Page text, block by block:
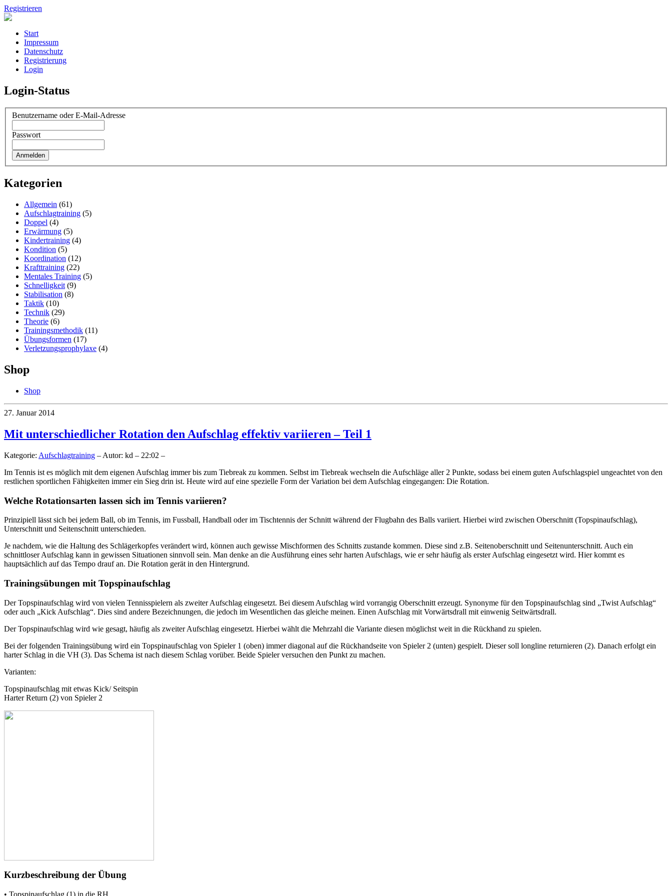
Registrieren
Start
Impressum
Datenschutz
Registrierung
Login
Login-Status
Benutzername oder E-Mail-Adresse
Passwort
Kategorien
Allgemein (61)
Aufschlagtraining (5)
Doppel (4)
Erwärmung (5)
Kindertraining (4)
Kondition (5)
Koordination (12)
Krafttraining (22)
Mentales Training (5)
Schnelligkeit (9)
Stabilisation (8)
Taktik (10)
Technik (29)
Theorie (6)
Trainingsmethodik (11)
Übungsformen (17)
Verletzungsprophylaxe (4)
Shop
Shop
27. Januar 2014
Mit unterschiedlicher Rotation den Aufschlag effektiv variieren – Teil 1
Kategorie: Aufschlagtraining – Autor: kd – 22:02 –
Im Tennis ist es möglich mit dem eigenen Aufschlag immer bis zum Tiebreak zu kommen. Selbst im Tiebreak wechseln die Aufschläge aller 2 Punkte, sodass bei einem guten Aufschlagspiel ungeachtet von den
restlichen sportlichen Fähigkeiten immer ein Sieg drin ist. Heute wird auf eine spezielle Form der Variation bei dem Aufschlag eingegangen: Die Rotation.
Welche Rotationsarten lassen sich im Tennis variieren?
Prinzipiell lässt sich bei jedem Ball, ob im Tennis, im Fussball, Handball oder im Tischtennis der Schnitt während der Flugbahn des Balls variiert. Hierbei wird zwischen Oberschnitt (Topspinaufschlag),
Unterschnitt und Seitenschnitt unterschieden.
Je nachdem, wie die Haltung des Schlägerkopfes verändert wird, können auch gewisse Mischformen des Schnitts zustande kommen. Diese sind z.B. Seitenoberschnitt und Seitenunterschnitt. Auch ein
schnittloser Aufschlag kann in gewissen Situationen sinnvoll sein. Man denke an die Ausführung eines sehr harten Aufschlags, wie er sehr häufig als erster Aufschlag eingesetzt wird. Hier kommt es
hauptsächlich auf das Tempo drauf an. Die Rotation gerät in den Hintergrund.
Trainingsübungen mit Topspinaufschlag
Der Topspinaufschlag wird von vielen Tennisspielern als zweiter Aufschlag eingesetzt. Bei diesem Aufschlag wird vorrangig Oberschnitt erzeugt. Synonyme für den Topspinaufschlag sind „Twist Aufschlag“
oder auch „Kick Aufschlag“. Dies sind andere Bezeichnungen, die jedoch im Wesentlichen das gleiche meinen. Einen Aufschlag mit Vorwärtsdrall mit einwenig Seitwärtsdrall.
Der Topspinaufschlag wird wie gesagt, häufig als zweiter Aufschlag eingesetzt. Hierbei wählt die Mehrzahl die Variante diesen möglichst weit in die Rückhand zu spielen.
Bei der folgenden Trainingsübung wird ein Topspinaufschlag von Spieler 1 (oben) immer diagonal auf die Rückhandseite von Spieler 2 (unten) gespielt. Dieser soll longline returnieren (2). Danach erfolgt ein
harter Schlag in die VH (3). Das Schema ist nach diesem Schlag vorüber. Beide Spieler versuchen den Punkt zu machen.
Varianten:
Topspinaufschlag mit etwas Kick/ Seitspin
Harter Return (2) von Spieler 2
Kurzbeschreibung der Übung